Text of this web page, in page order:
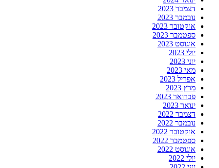
דצמבר 2023
נובמבר 2023
אוקטובר 2023
ספטמבר 2023
אוגוסט 2023
יולי 2023
יוני 2023
מאי 2023
אפריל 2023
מרץ 2023
פברואר 2023
ינואר 2023
דצמבר 2022
נובמבר 2022
אוקטובר 2022
ספטמבר 2022
אוגוסט 2022
יולי 2022